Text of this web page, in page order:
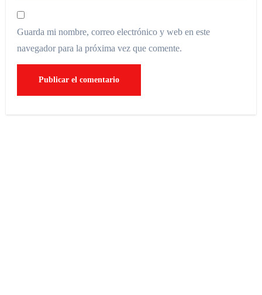
Guarda mi nombre, correo electrónico y web en este
navegador para la próxima vez que comente.